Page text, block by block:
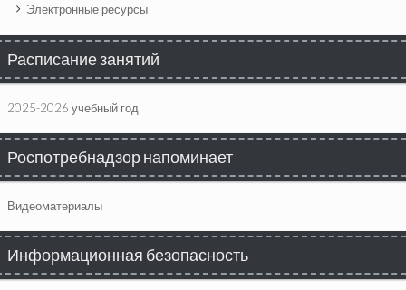
Электронные ресурсы
Расписание занятий
2025-2026 учебный год
Роспотребнадзор напоминает
Видеоматериалы
Информационная безопасность